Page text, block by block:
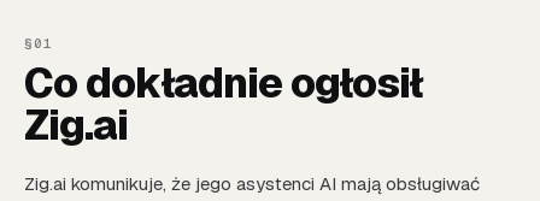
Co dokładnie ogłosił
Zig.ai
Zig.ai komunikuje, że jego asystenci AI mają obsługiwać